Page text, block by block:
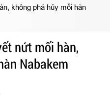
không phá hủy mối hàn
nứt mối hàn,
Nabakem